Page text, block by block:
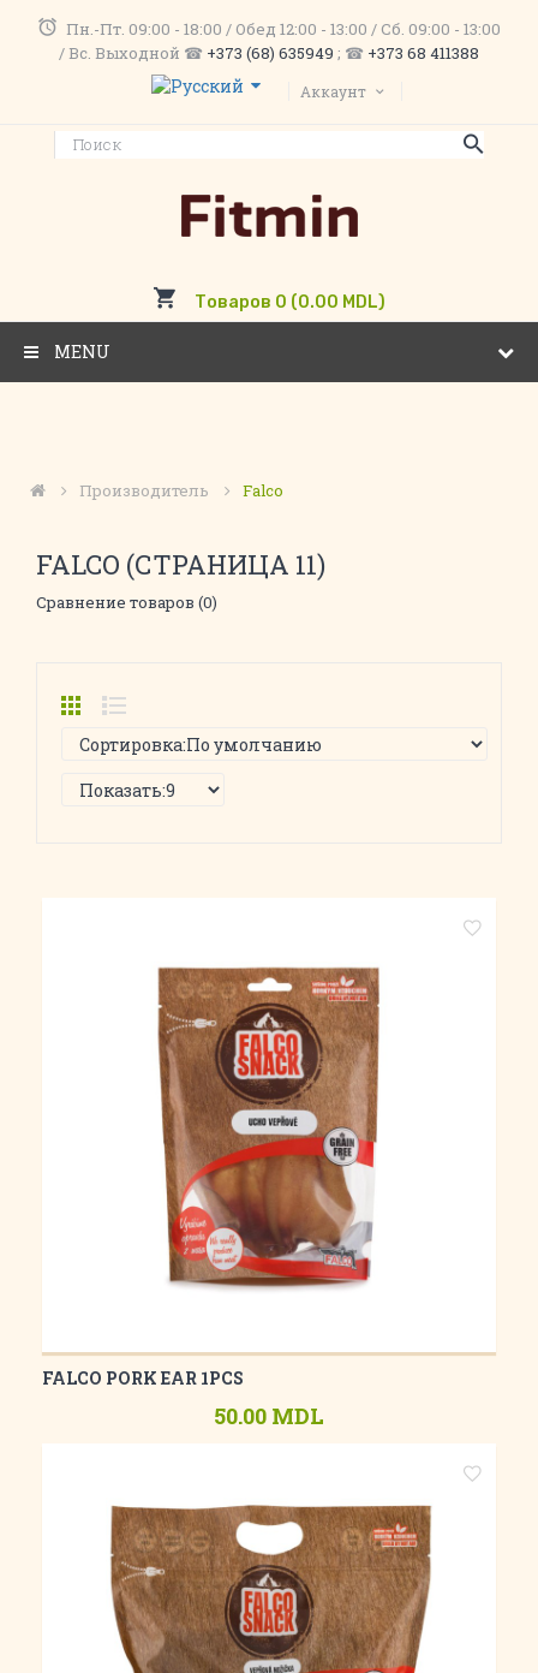
Пн.-Пт. 09:00 - 18:00 / Обед 12:00 - 13:00 / Сб. 09:00 - 13:00
/ Вс. Выходной ☎ +373 (68) 635949 ; ☎ +373 68 411388
Аккаунт
Товаров 0 (0.00 MDL)
MENU
Производитель Falco
FALCO (СТРАНИЦА 11)
Сравнение товаров (0)
FALCO PORK EAR 1PCS
50.00 MDL